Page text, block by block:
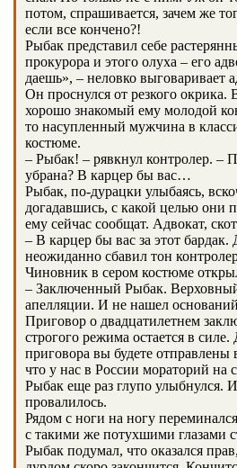
потом, спрашивается, зачем же
если все кончено?!
Рыбак представил себе
прокурора и этого олуха – его
даешь», – неловко выговаривает
Он проснулся от резкого окрика.
хорошо знакомый ему молодой
то насупленный мужчина в
костюме.
– Рыбак! – рявкнул контролер. –
убрана? В карцер бы вас…
Рыбак, по-дурацки улыбаясь,
догадавшись, с какой целью они
ему сейчас сообщат. Адвокат,
– В карцер бы вас за этот бардак.
неожиданно сбавил тон
Чиновник в сером костюме
– Заключенный Рыбак. Верховный
апелляции. И не нашел
Приговор о двадцатилетнем
строгого режима остается в
приговора вы будете
что у нас в России мораторий на
Рыбак еще раз глупо улыбнулся.
провалилось.
Рядом с ноги на ногу
с такими же потухшими глазами
Рыбак подумал, что оказался